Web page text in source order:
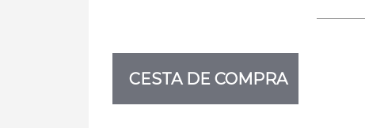
CESTA DE COMPRA